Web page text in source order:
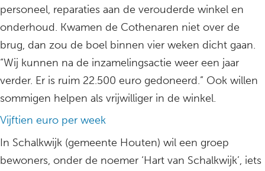
personeel, reparaties aan de verouderde winkel en
onderhoud. Kwamen de Cothenaren niet over de
brug, dan zou de boel binnen vier weken dicht gaan.
“Wij kunnen na de inzamelingsactie weer een jaar
verder. Er is ruim 22.500 euro gedoneerd.” Ook willen
sommigen helpen als vrijwilliger in de winkel.
Vijftien euro per week
In Schalkwijk (gemeente Houten) wil een groep
bewoners, onder de noemer ‘Hart van Schalkwijk’, iets